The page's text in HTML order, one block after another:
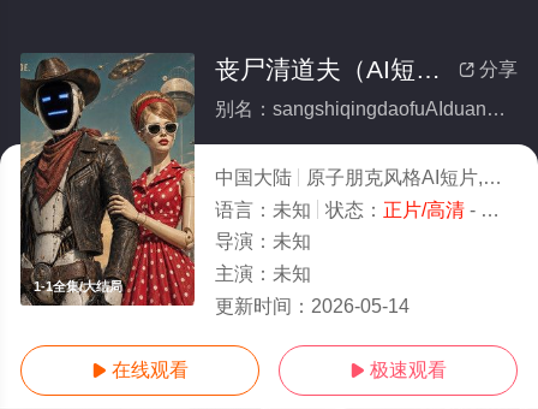
1-1全集/大结局
 分享
丧尸清道夫（AI短片）(全集)
别名：sangshiqingdaofuAIduanpian
中国大陆
原子朋克风格AI短片,动作片,动作
语言： 未知 状态： 正片/高清- 免费在线观看
导演： 未知
主演： 未知
更新时间： 2026-05-14
 在线观看  极速观看